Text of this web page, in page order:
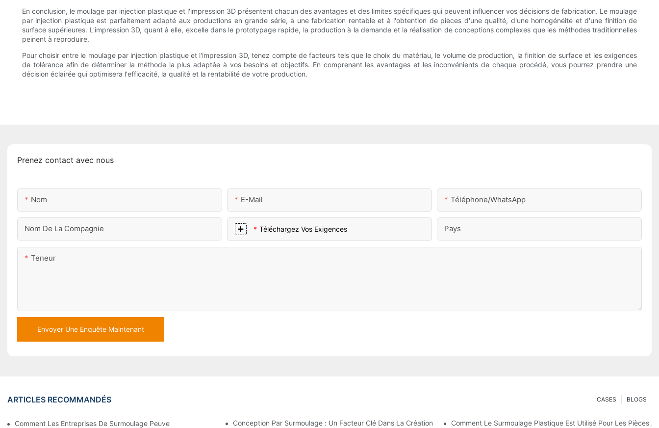
En conclusion, le moulage par injection plastique et l'impression 3D présentent chacun des avantages et des limites spécifiques qui peuvent influencer vos décisions de fabrication. Le moulage
par injection plastique est parfaitement adapté aux productions en grande série, à une fabrication rentable et à l'obtention de pièces d'une qualité, d'une homogénéité et d'une finition de
surface supérieures. L'impression 3D, quant à elle, excelle dans le prototypage rapide, la production à la demande et la réalisation de conceptions complexes que les méthodes traditionnelles
peinent à reproduire.
Pour choisir entre le moulage par injection plastique et l'impression 3D, tenez compte de facteurs tels que le choix du matériau, le volume de production, la finition de surface et les exigences
de tolérance afin de déterminer la méthode la plus adaptée à vos besoins et objectifs. En comprenant les avantages et les inconvénients de chaque procédé, vous pourrez prendre une
décision éclairée qui optimisera l'efficacité, la qualité et la rentabilité de votre production.
Prenez contact avec nous
Nom E-Mail Téléphone/WhatsApp
Nom De La Compagnie Téléchargez Vos Exigences Pays
Teneur
Envoyer Une Enquête Maintenant
ARTICLES RECOMMANDÉS BLOGS
CASES
Comment Les Entreprises De Surmoulage Peuvent Gérer Des Exigences De Conception ComplexesConception Par Surmoulage : Un Facteur Clé Dans La Création De Pièces Robustes Et Multi-Matériaux
Comment Le Surmoulage Plastique Est Utilisé Pour Les Pièces